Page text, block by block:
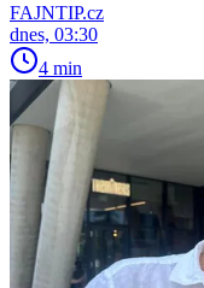
FAJNTIP.cz
dnes, 03:30
4 min